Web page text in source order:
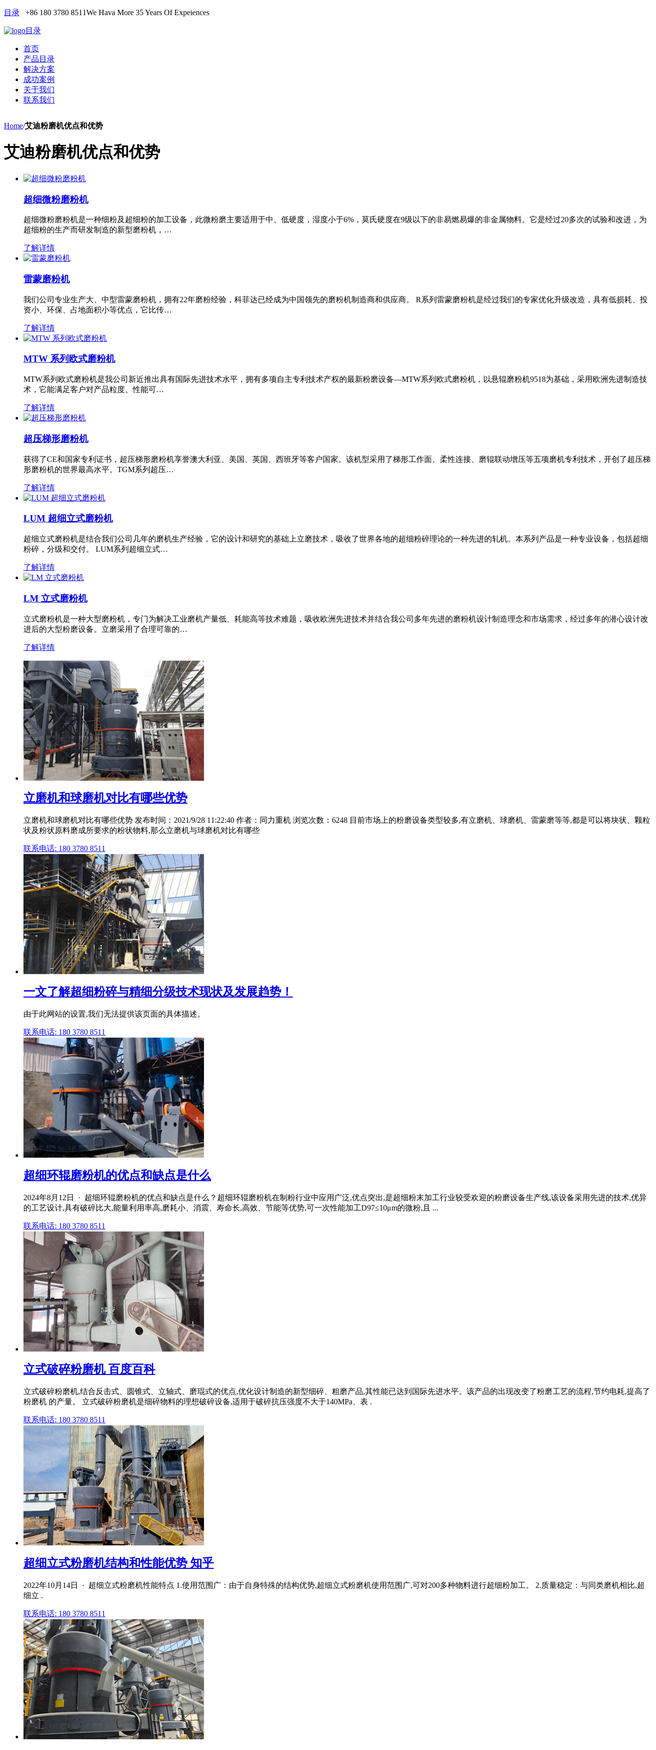
目录 +86 180 3780 8511We Hava More 35 Years Of Expeiences
目录
首页
产品目录
解决方案
成功案例
关于我们
联系我们
Home/艾迪粉磨机优点和优势
艾迪粉磨机优点和优势
超细微粉磨粉机
超细微粉磨粉机是一种细粉及超细粉的加工设备，此微粉磨主要适用于中、低硬度，湿度小于6%，莫氏硬度在9级以下的非易燃易爆的非金属物料。它是经过20多次的试验和改进，为
超细粉的生产而研发制造的新型磨粉机，…
了解详情
雷蒙磨粉机
我们公司专业生产大、中型雷蒙磨粉机，拥有22年磨粉经验，科菲达已经成为中国领先的磨粉机制造商和供应商。 R系列雷蒙磨粉机是经过我们的专家优化升级改造，具有低损耗、投
资小、环保、占地面积小等优点，它比传…
了解详情
MTW 系列欧式磨粉机
MTW系列欧式磨粉机是我公司新近推出具有国际先进技术水平，拥有多项自主专利技术产权的最新粉磨设备—MTW系列欧式磨粉机，以悬辊磨粉机9518为基础，采用欧洲先进制造技
术，它能满足客户对产品粒度、性能可…
了解详情
超压梯形磨粉机
获得了CE和国家专利证书，超压梯形磨粉机享誉澳大利亚、美国、英国、西班牙等客户国家。该机型采用了梯形工作面、柔性连接、磨辊联动增压等五项磨机专利技术，开创了超压梯
形磨粉机的世界最高水平。TGM系列超压…
了解详情
LUM 超细立式磨粉机
超细立式磨粉机是结合我们公司几年的磨机生产经验，它的设计和研究的基础上立磨技术，吸收了世界各地的超细粉碎理论的一种先进的轧机。本系列产品是一种专业设备，包括超细
粉碎，分级和交付。 LUM系列超细立式…
了解详情
LM 立式磨粉机
立式磨粉机是一种大型磨粉机，专门为解决工业磨机产量低、耗能高等技术难题，吸收欧洲先进技术并结合我公司多年先进的磨粉机设计制造理念和市场需求，经过多年的潜心设计改
进后的大型粉磨设备。立磨采用了合理可靠的…
了解详情
立磨机和球磨机对比有哪些优势
立磨机和球磨机对比有哪些优势 发布时间：2021/9/28 11:22:40 作者：同力重机 浏览次数：6248 目前市场上的粉磨设备类型较多,有立磨机、球磨机、雷蒙磨等等,都是可以将块状、颗粒
状及粉状原料磨成所要求的粉状物料,那么立磨机与球磨机对比有哪些
联系电话: 180 3780 8511
一文了解超细粉碎与精细分级技术现状及发展趋势！
由于此网站的设置,我们无法提供该页面的具体描述。
联系电话: 180 3780 8511
超细环辊磨粉机的优点和缺点是什么
2024年8月12日 · 超细环辊磨粉机的优点和缺点是什么？超细环辊磨粉机在制粉行业中应用广泛,优点突出,是超细粉末加工行业较受欢迎的粉磨设备生产线,该设备采用先进的技术,优异
的工艺设计,具有破碎比大,能量利用率高,磨耗小、消震、寿命长,高效、节能等优势,可一次性能加工D97≤10μm的微粉,且 ...
联系电话: 180 3780 8511
立式破碎粉磨机 百度百科
立式破碎粉磨机,结合反击式、圆锥式、立轴式、磨琨式的优点,优化设计制造的新型细碎、粗磨产品,其性能已达到国际先进水平。该产品的出现改变了粉磨工艺的流程,节约电耗,提高了
粉磨机 的产量。 立式破碎粉磨机是细碎物料的理想破碎设备,适用于破碎抗压强度不大于140MPa、表 .
联系电话: 180 3780 8511
超细立式粉磨机结构和性能优势 知乎
2022年10月14日 · 超细立式粉磨机性能特点 1.使用范围广：由于自身特殊的结构优势,超细立式粉磨机使用范围广,可对200多种物料进行超细粉加工。 2.质量稳定：与同类磨机相比,超
细立 .
联系电话: 180 3780 8511